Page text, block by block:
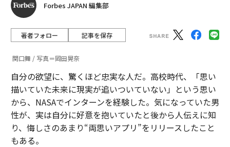
Forbes JAPAN 編集部
著者フォロー 記事を保存
関口舞 / 写真＝岡田晃奈
自分の欲望に、驚くほど忠実な人だ。高校時代、「思い
描いていた未来に現実が追いついていない」という思い
から、NASAでインターンを経験した。気になっていた男
性が、実は自分に好意を抱いていたと後から人伝えに知
り、悔しさのあまり“両思いアプリ”をリリースしたこと
もある。